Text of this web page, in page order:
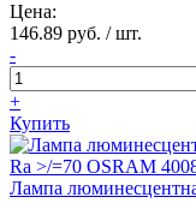
Цена:
146.89 руб. / шт.
-
+
Купить
Лампа